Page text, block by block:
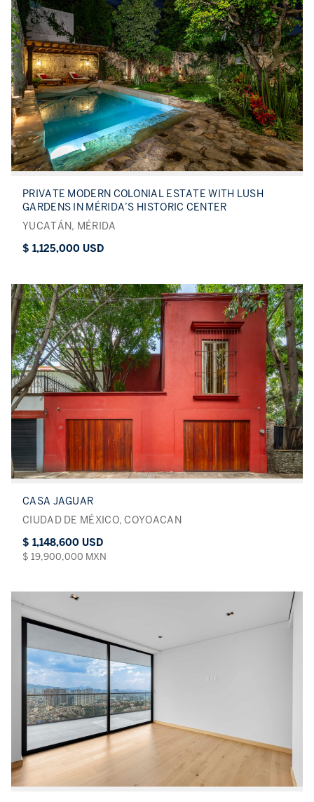
PRIVATE MODERN COLONIAL ESTATE WITH LUSH
GARDENS IN MÉRIDA’S HISTORIC CENTER
YUCATÁN, MÉRIDA
$ 1,125,000 USD
CASA JAGUAR
CIUDAD DE MÉXICO, COYOACAN
$ 1,148,600 USD
$ 19,900,000 MXN